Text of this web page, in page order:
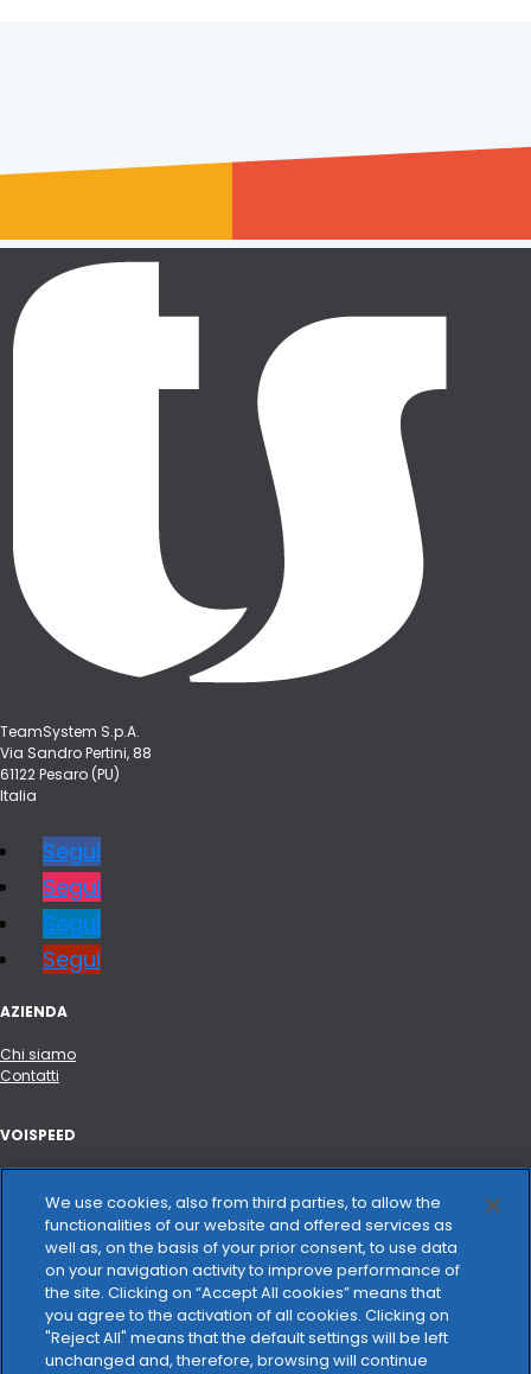
TeamSystem S.p.A.
Via Sandro Pertini, 88
61122 Pesaro (PU)
Italia
Segui
Segui
Segui
Segui
AZIENDA
Chi siamo
Contatti
VOISPEED
Hardware certificato
Changelog
VOCE E CONNETTIVITÀ
Trasparenza tariffaria
We use cookies, also from third parties, to allow the
functionalities of our website and offered services as
well as, on the basis of your prior consent, to use data
on your navigation activity to improve performance of
the site. Clicking on “Accept All cookies” means that
you agree to the activation of all cookies. Clicking on
"Reject All" means that the default settings will be left
unchanged and, therefore, browsing will continue